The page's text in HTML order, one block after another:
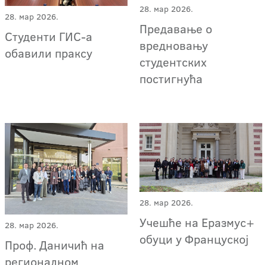
28. мар 2026.
Студенти ГИС-а
обавили праксу
28. мар 2026.
Предавање о
вредновању
студентских
постигнућа
28. мар 2026.
Проф. Даничић на
регионалном
28. мар 2026.
Учешће на Еразмус+
обуци у Француској